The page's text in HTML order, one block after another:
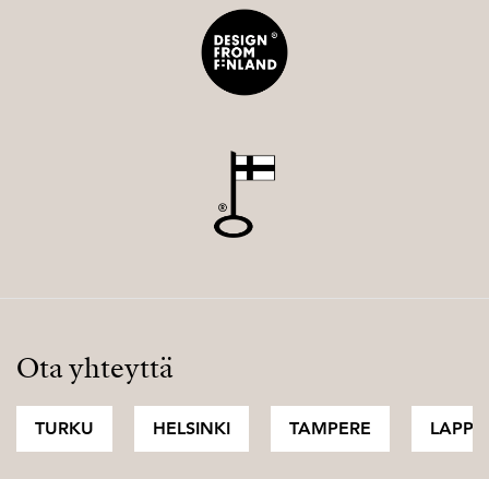
Ota yhteyttä
TURKU HELSINKI TAMPERE LAPPI